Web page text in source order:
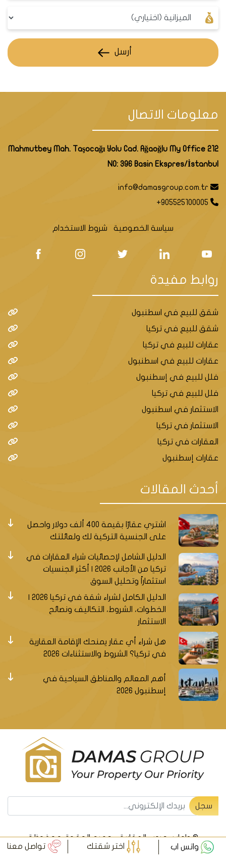
أرسل
معلومات الاتصال
Mahmutbey Mah. Taşocağı Yolu Cad. Ağaoğlu My Office 212
NO: 396 Basin Ekspres/İstanbul
info@damasgroup.com.tr
+905525100005
سياسة الخصوصية شروط الاستخدام
روابط مفيدة
شقق للبيع في اسطنبول
شقق للبيع في تركيا
عقارات للبيع في تركيا
عقارات للبيع في اسطنبول
فلل للبيع في إسطنبول
فلل للبيع في تركيا
الاستثمار في اسطنبول
الاستثمار في تركيا
العقارات في تركيا
عقارات إسطنبول
أحدث المقالات
اشتري عقارًا بقيمة 400 ألف دولار واحصل
على الجنسية التركية لك ولعائلتك
الدليل الشامل لإحصائيات شراء العقارات في
تركيا من الأجانب 2026 | أكثر الجنسيات
استثماراً وتحليل السوق
الخطوات، الشروط، التكاليف ونصائح
الاستثمار
هل شراء أي عقار يمنحك الإقامة العقارية
في تركيا؟ الشروط والاستثناءات 2026
أهم المعالم والمناطق السياحية في
إسطنبول 2026
سجل
© داماس جروب العقارية - جميع الحقوق محفوظة
واتس اب
اختر شقتك تواصل معنا